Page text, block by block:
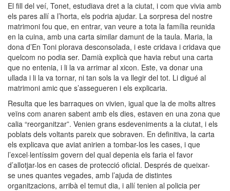
El fill del veí, Tonet, estudiava dret a la ciutat, i com que vivia amb
els pares allí a l’horta, els podria ajudar. La sorpresa del nostre
matrimoni fou que, en entrar, van veure a tota la família reunida
en la cuina, amb una carta similar damunt de la taula. Maria, la
dona d’En Toni plorava desconsolada, i este cridava i cridava que
quelcom no podia ser. Damià explicà que havia rebut una carta
que no entenia, i li la va arrimar al xicon. Este, va donar una
ullada i li la va tornar, ni tan sols la va llegir del tot. Li digué al
matrimoni amic que s’assegueren i els explicaria.
Resulta que les barraques on vivien, igual que la de molts altres
veïns com anaren sabent amb els dies, estaven en una zona que
calia “reorganitzar”. Venien grans esdeveniments a la ciutat, i els
poblats dels voltants pareix que sobraven. En definitiva, la carta
els explicava que aviat anirien a tombar-los les cases, i que
l’excel·lentíssim govern del qual depenia els faria el favor
d’allotjar-los en cases de protecció oficial. Després de queixar-
se unes quantes vegades, amb l’ajuda de distintes
organitzacions, arribà el temut dia, i allí tenien al policia per